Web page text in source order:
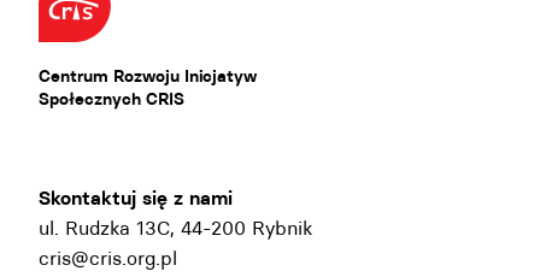
Centrum Rozwoju Inicjatyw
Społecznych CRIS
Skontaktuj się z nami
ul. Rudzka 13C, 44-200 Rybnik
cris@cris.org.pl